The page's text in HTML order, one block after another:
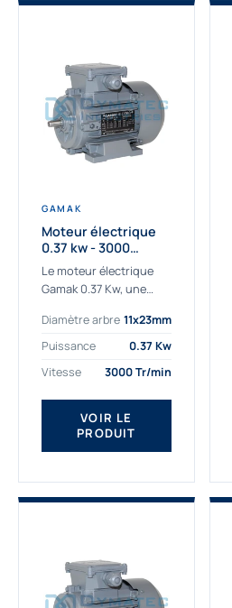
GAMAK
Moteur électrique
0.37 kw - 3000
Tr/min - 230/400v -
Taille 63 - IE2
Le moteur électrique
Gamak 0.37 Kw, une
adaptée à tous types
de machines. Le
triphasé 0.37Kw Gamak
à...
Diamètre arbre 11x23mm
Puissance
0.37 Kw
Vitesse
3000 Tr/min
VOIR LE
PRODUIT